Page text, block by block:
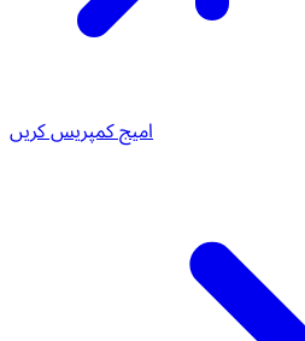
امیج کمپریس کریں